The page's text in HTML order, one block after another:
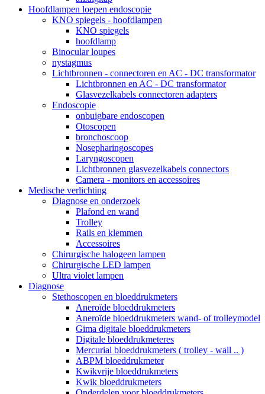
Hoofdlampen loepen endoscopie
KNO spiegels - hoofdlampen
KNO spiegels
hoofdlamp
Binocular loupes
nystagmus
Lichtbronnen - connectoren en AC - DC transformator
Lichtbronnen en AC - DC transformator
Glasvezelkabels connectoren adapters
Endoscopie
onbuigbare endoscopen
Otoscopen
bronchoscoop
Nosepharingoscopes
Laryngoscopen
Lichtbronnen glasvezelkabels connectors
Camera - monitors en accessoires
Medische verlichting
Diagnose en onderzoek
Plafond en wand
Trolley
Rails en klemmen
Accessoires
Chirurgische halogeen lampen
Chirurgische LED lampen
Ultra violet lampen
Diagnose
Stethoscopen en bloeddrukmeters
Aneroïde bloeddrukmeters
Aneroïde bloeddrukmeters wand- of trolleymodel
Gima digitale bloeddrukmeters
Digitale bloeddrukmeteres
Mercurial bloeddrukmeters ( trolley - wall .. )
ABPM bloeddrukmeter
Kwikvrije bloeddrukmeters
Kwik bloeddrukmeters